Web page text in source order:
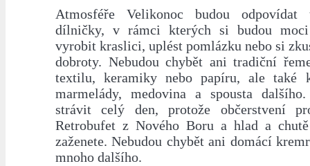
Atmosféře Velikonoc budou odpovídat
dílničky, v rámci kterých si budou
vyrobit kraslici, uplést pomlázku nebo si
dobroty. Nebudou chybět ani tradiční
textilu, keramiky nebo papíru, ale také
marmelády, medovina a spousta
strávit celý den, protože občerstvení
Retrobufet z Nového Boru a hlad a
zaženete. Nebudou chybět ani domácí
mnoho dalšího.